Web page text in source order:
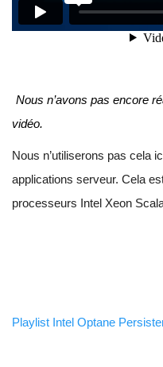
Nous n’avons pas encore
vidéo.
Nous n’utiliserons pas cela
applications serveur. Cela
processeurs Intel Xeon
Playlist Intel Optane